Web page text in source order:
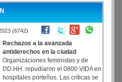
2023 (6742)
Rechazos a la avanzada
antiderechos en la ciudad .
Organizaciones feministas y de
DD.HH. repudiaron el 0800 VIDA en
hospitales porteños. Las críticas se